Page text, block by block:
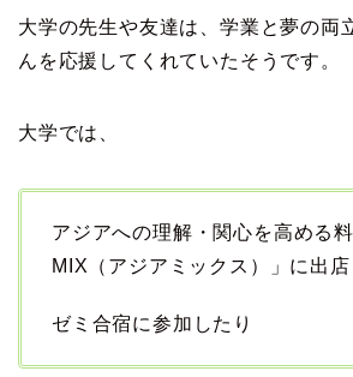
大学の先生や友達は、学業と夢の両
んを応援してくれていたそうです。
大学では、
アジアへの理解・関心を高める
MIX（アジアミックス）」に出店
ゼミ合宿に参加したり